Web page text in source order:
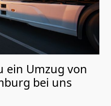
ein Umzug von
bei uns